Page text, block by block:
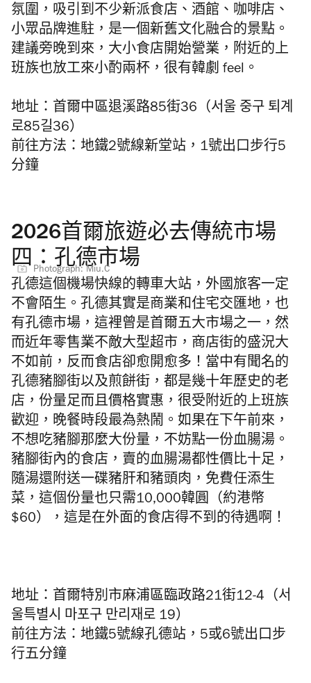
氛圍，吸引到不少新派食店、酒館、咖啡店、
小眾品牌進駐，是一個新舊文化融合的景點。
建議旁晚到來，大小食店開始營業，附近的上
班族也放工來小酌兩杯，很有韓劇 feel。
地址：首爾中區退溪路85街36（서울 중구 퇴계
로85길36）
前往方法：地鐵2號線新堂站，1號出口步行5
分鐘
2026首爾旅遊必去傳統市場
四：孔德市場
Photograph: Miu.C
孔德這個機場快線的轉車大站，外國旅客一定
不會陌生。孔德其實是商業和住宅交匯地，也
有孔德市場，這裡曾是首爾五大市場之一，然
而近年零售業不敵大型超市，商店街的盛況大
不如前，反而食店卻愈開愈多！當中有聞名的
孔德豬腳街以及煎餅街，都是幾十年歷史的老
店，份量足而且價格實惠，很受附近的上班族
歡迎，晚餐時段最為熱鬧。如果在下午前來，
不想吃豬腳那麼大份量，不妨點一份血腸湯。
豬腳街內的食店，賣的血腸湯都性價比十足，
隨湯還附送一碟豬肝和豬頭肉，免費任添生
菜，這個份量也只需10,000韓圓（約港幣
$60），這是在外面的食店得不到的待遇啊！
地址：首爾特別市麻浦區臨政路21街12-4（서
울특별시 마포구 만리재로 19）
前往方法：地鐵5號線孔德站，5或6號出口步
行五分鐘